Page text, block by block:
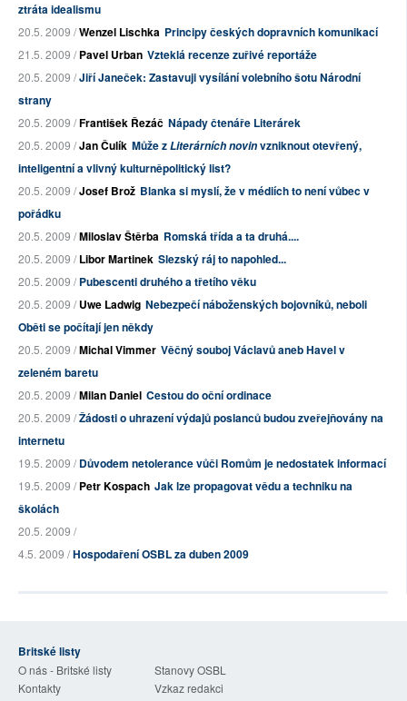
ztráta idealismu
20.5. 2009 /Wenzel Lischka Principy českých dopravních komunikací
21.5. 2009 /Pavel Urban Vzteklá recenze zuřivé reportáže
20.5. 2009 /Jiří Janeček: Zastavuji vysílání volebního šotu Národní
strany
20.5. 2009 /František Řezáč Nápady čtenáře Literárek
20.5. 2009 /Jan Čulík Může zLiterárních novinvzniknout otevřený,
inteligentní a vlivný kulturněpolitický list?
20.5. 2009 /Josef Brož Blanka si myslí, že v médiích to není vůbec v
pořádku
20.5. 2009 /Miloslav Štěrba Romská třída a ta druhá....
20.5. 2009 /Libor Martinek Slezský ráj to napohled...
20.5. 2009 /Pubescenti druhého a třetího věku
20.5. 2009 /Uwe Ladwig Nebezpečí náboženských bojovníků, neboli
Oběti se počítají jen někdy
20.5. 2009 /Michal Vimmer Věčný souboj Václavů aneb Havel v
zeleném baretu
20.5. 2009 /Milan Daniel Cestou do oční ordinace
20.5. 2009 /Žádosti o uhrazení výdajů poslanců budou zveřejňovány na
internetu
19.5. 2009 /Důvodem netolerance vůči Romům je nedostatek informací
19.5. 2009 /Petr Kospach Jak lze propagovat vědu a techniku na
školách
20.5. 2009 /
4.5. 2009 /Hospodaření OSBL za duben 2009
Britské listy
O nás - Britské listy
Stanovy OSBL
Kontakty
Vzkaz redakci